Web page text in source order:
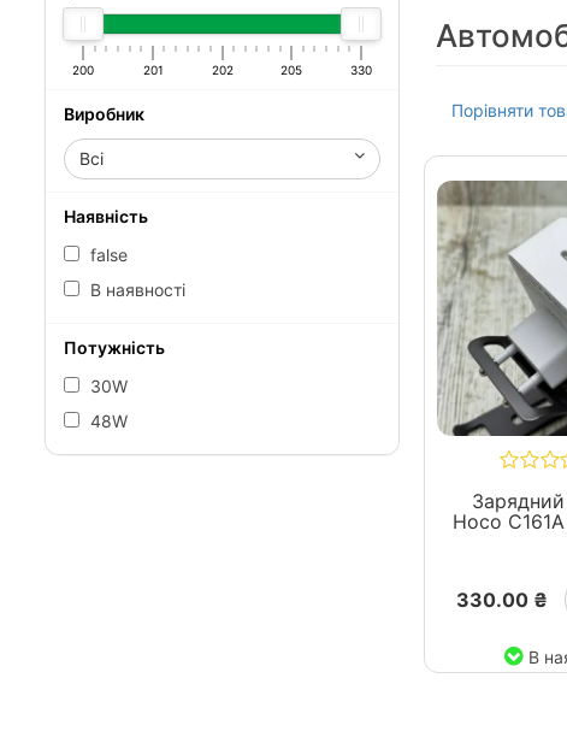
200 201 202 205 330
Виробник
Всі
Наявність
false
В наявності
Потужність
30W
48W
Порівняти
Hoco
330.00 ₴
В